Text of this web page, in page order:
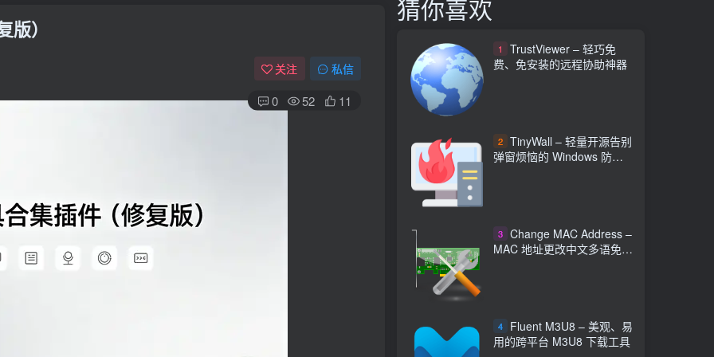
）
关注 私信
0 52 11
猜你喜欢
1
TrustViewer – 轻巧免
费、免安装的远程协助神器
2 TinyWall – 轻量开源告别
弹窗烦恼的 Windows 防火
3 Change MAC Address –
MAC 地址更改中文多语免费
4
Fluent M3U8 – 美观、易
用的跨平台 M3U8 下载工具